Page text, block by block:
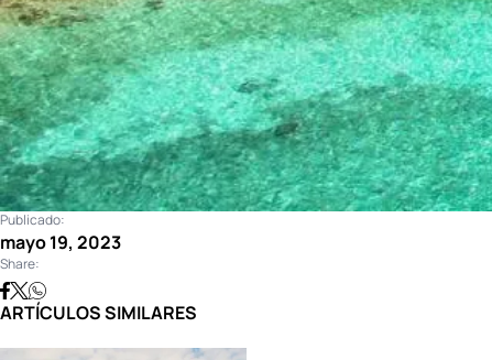
Publicado:
mayo 19, 2023
Share:
ARTÍCULOS SIMILARES